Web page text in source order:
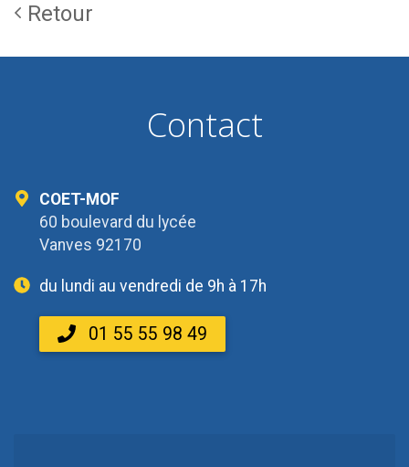
Retour
Contact
COET-MOF
60 boulevard du lycée
Vanves 92170
du lundi au vendredi de 9h à 17h
01 55 55 98 49